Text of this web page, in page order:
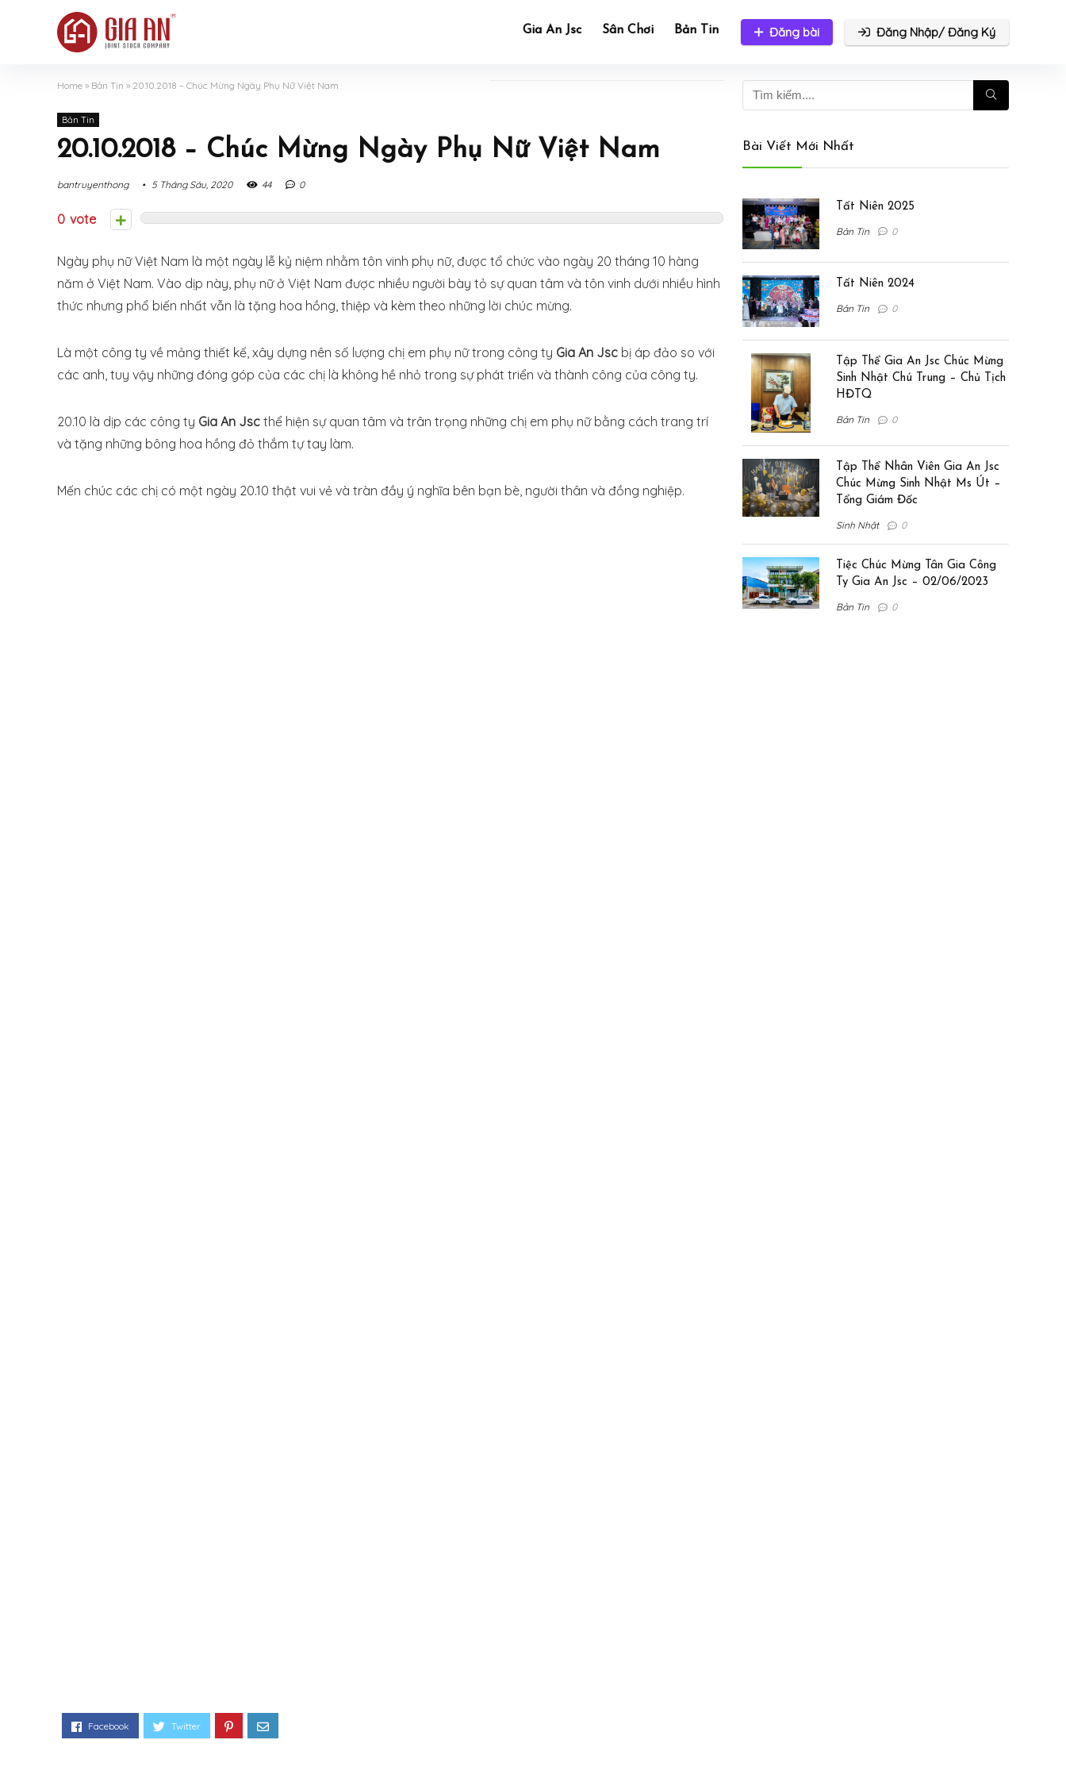
Gia An Jsc Sân Chơi Bản Tin Đăng bài Đăng Nhập/ Đăng Ký
Home » Bản Tin » 20.10.2018 – Chúc Mừng Ngày Phụ Nữ Việt Nam
Bản Tin
20.10.2018 – Chúc Mừng Ngày Phụ Nữ Việt Nam
bantruyenthong 5 Tháng Sáu, 2020 44 0
0
Ngày phụ nữ Việt Nam là một ngày lễ kỷ niệm nhằm tôn vinh phụ nữ, được tổ chức vào ngày 20 tháng 10 hàng
năm ở Việt Nam. Vào dịp này, phụ nữ ở Việt Nam được nhiều người bày tỏ sự quan tâm và tôn vinh dưới nhiều hình
thức nhưng phổ biến nhất vẫn là tặng hoa hồng, thiệp và kèm theo những lời chúc mừng.
Là một công ty về mảng thiết kế, xây dựng nên số lượng chị em phụ nữ trong công ty Gia An Jsc bị áp đảo so với
các anh, tuy vậy những đóng góp của các chị là không hề nhỏ trong sự phát triển và thành công của công ty.
20.10 là dịp các công ty Gia An Jsc thể hiện sự quan tâm và trân trọng những chị em phụ nữ bằng cách trang trí
và tặng những bông hoa hồng đỏ thắm tự tay làm.
Mến chúc các chị có một ngày 20.10 thật vui vẻ và tràn đầy ý nghĩa bên bạn bè, người thân và đồng nghiệp.
Bài Viết Mới Nhất
Tất Niên 2025
Bản Tin 0
Tất Niên 2024
Bản Tin 0
Tập Thể Gia An Jsc Chúc Mừng
Sinh Nhật Chú Trung – Chủ Tịch
HĐTQ
Bản Tin 0
Tập Thể Nhân Viên Gia An Jsc
Chúc Mừng Sinh Nhật Ms Út –
Tổng Giám Đốc
Sinh Nhật 0
Tiệc Chúc Mừng Tân Gia Công
Ty Gia An Jsc – 02/06/2023
Bản Tin 0